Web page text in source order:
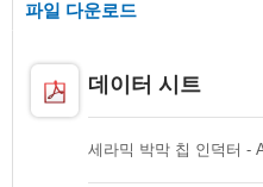
파일 다운로드
데이터 시트
세라믹 박막 칩 인덕터 -